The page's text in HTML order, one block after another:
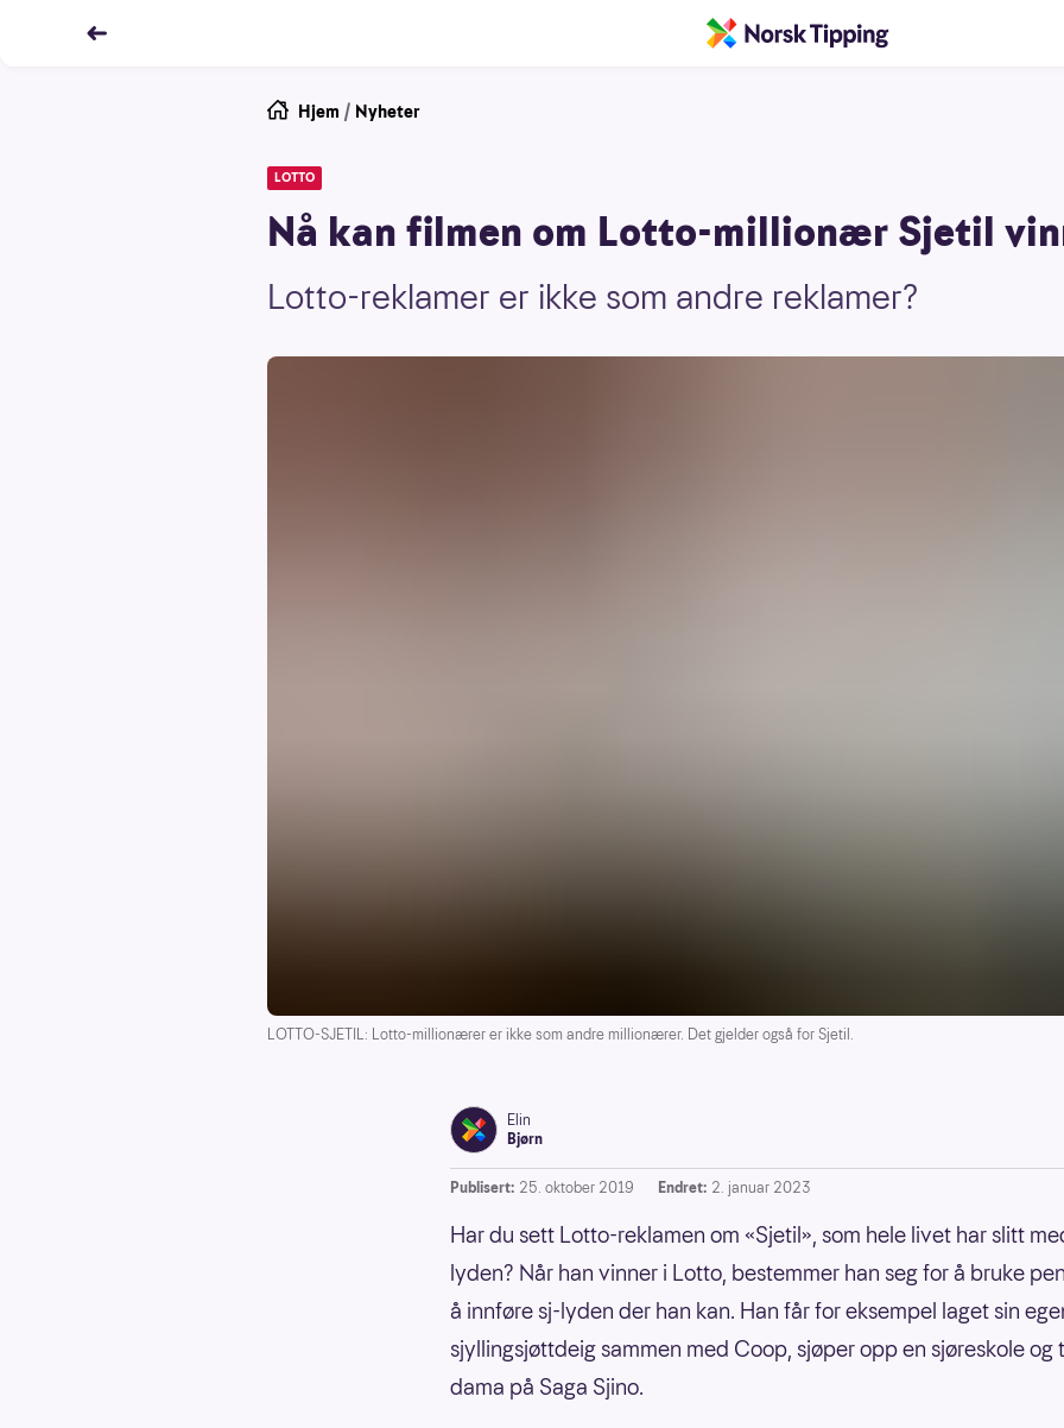
Hjem / Nyheter
LOTTO
Nå kan filmen om Lotto-millionær Sjetil
Lotto-reklamer er ikke som andre reklamer?
LOTTO-SJETIL: Lotto-millionærer er ikke som andre millionærer. Det gjelder også for Sjetil.
Elin
Bjørn
Publisert: 25. oktober 2019 Endret: 2. januar 2023
Har du sett Lotto-reklamen om «Sjetil», som hele livet har slitt
lyden? Når han vinner i Lotto, bestemmer han seg for å bruke
å innføre sj-lyden der han kan. Han får for eksempel laget sin
sjyllingsjøttdeig sammen med Coop, sjøper opp en sjøreskole og
dama på Saga Sjino.